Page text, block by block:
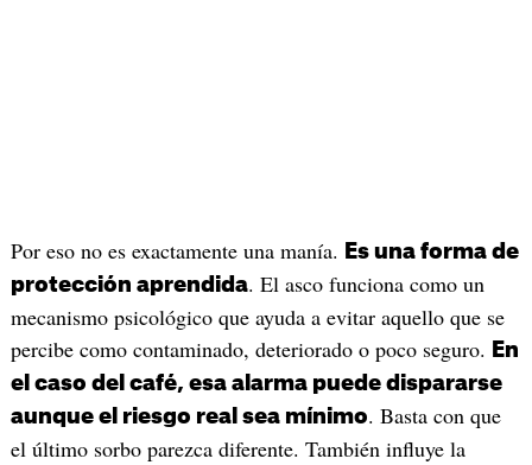
Por eso no es exactamente una manía.
Es una forma de
protección aprendida. El asco funciona como un
mecanismo psicológico que ayuda a evitar aquello que se
percibe como contaminado, deteriorado o poco seguro.
En
el caso del café, esa alarma puede dispararse
aunque el riesgo real sea mínimo. Basta con que
el último sorbo parezca diferente. También influye la